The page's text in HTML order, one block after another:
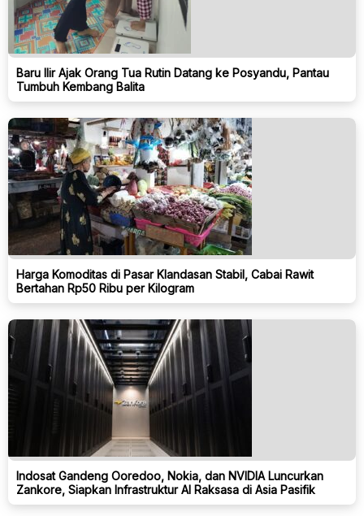
Baru Ilir Ajak Orang Tua Rutin Datang ke Posyandu, Pantau
Tumbuh Kembang Balita
Harga Komoditas di Pasar Klandasan Stabil, Cabai Rawit
Bertahan Rp50 Ribu per Kilogram
Indosat Gandeng Ooredoo, Nokia, dan NVIDIA Luncurkan
Zankore, Siapkan Infrastruktur AI Raksasa di Asia Pasifik